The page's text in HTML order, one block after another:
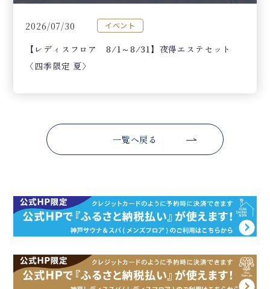
2026/07/30 イベント
【レディスフロア 8/1～8/31】夜得エステセット
〈四季限定 夏〉
一覧へ戻る